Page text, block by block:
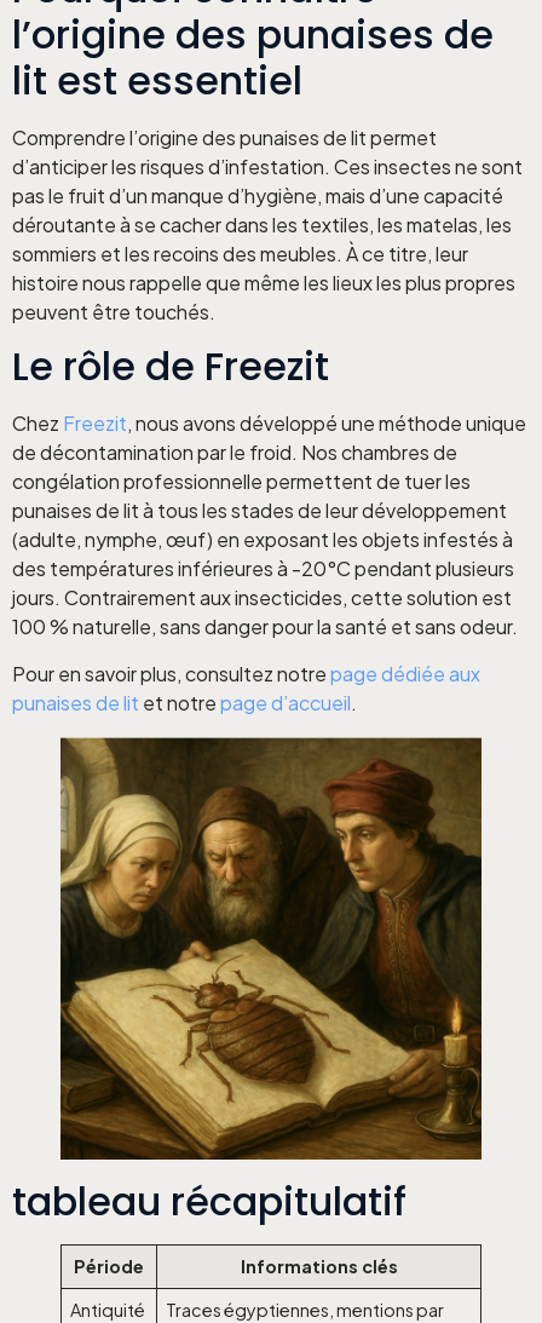
l’origine des punaises de
lit est essentiel
Comprendre l’origine des punaises de lit permet
d’anticiper les risques d’infestation. Ces insectes ne sont
pas le fruit d’un manque d’hygiène, mais d’une capacité
déroutante à se cacher dans les textiles, les matelas, les
sommiers et les recoins des meubles. À ce titre, leur
histoire nous rappelle que même les lieux les plus propres
peuvent être touchés.
Le rôle de Freezit
Chez Freezit, nous avons développé une méthode unique
de décontamination par le froid. Nos chambres de
congélation professionnelle permettent de tuer les
punaises de lit à tous les stades de leur développement
(adulte, nymphe, œuf) en exposant les objets infestés à
des températures inférieures à -20°C pendant plusieurs
jours. Contrairement aux insecticides, cette solution est
100 % naturelle, sans danger pour la santé et sans odeur.
Pour en savoir plus, consultez notrepage dédiée aux
punaises de lit et notrepage d’accueil.
tableau récapitulatif
Période
Informations clés
Antiquité
Traces égyptiennes, mentions par